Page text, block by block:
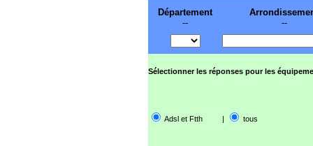
Département
--
--
Sélectionner les réponses pour les
Adsl et Ftth | tous